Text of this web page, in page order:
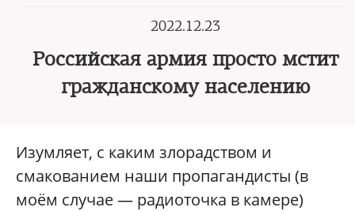
2022.12.23
Российская армия просто мстит
гражданскому населению
Изумляет, с каким злорадством и
смакованием наши пропагандисты (в
моём случае — радиоточка в камере)